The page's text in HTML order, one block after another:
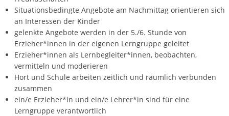
Situationsbedingte Angebote am Nachmittag orientieren sich
an Interessen der Kinder
gelenkte Angebote werden in der 5./6. Stunde von
Erzieher*innen in der eigenen Lerngruppe geleitet
Erzieher*innen als Lernbegleiter*innen, beobachten,
vermitteln und moderieren
Hort und Schule arbeiten zeitlich und räumlich verbunden
zusammen
ein/e Erzieher*in und ein/e Lehrer*in sind für eine
Lerngruppe verantwortlich